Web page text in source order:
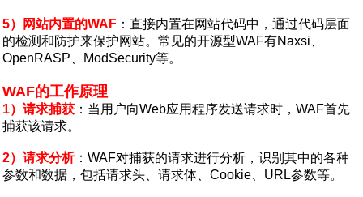
5）网站内置的WAF‌ ：直接内置在网站代码中，通过代码层面
的检测和防护来保护网站。常见的开源型WAF有Naxsi、
OpenRASP、ModSecurity等‌。
WAF的工作原理
1）请求捕获‌ ：当用户向Web应用程序发送请求时，WAF首先
捕获该请求‌。
2）请求分析‌：WAF对捕获的请求进行分析，识别其中的各种
参数和数据，包括请求头、请求体、Cookie、URL参数等‌。